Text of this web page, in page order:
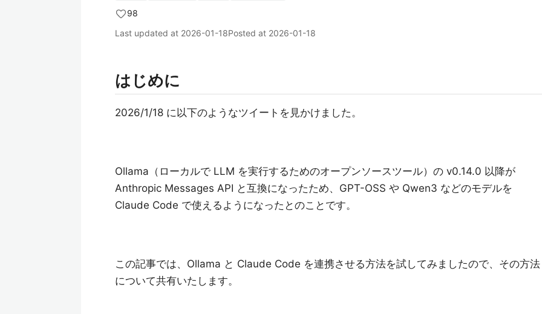
98
Last updated at 2026-01-18Posted at 2026-01-18
はじめに
2026/1/18 に以下のようなツイートを見かけました。
Ollama（ローカルで LLM を実行するためのオープンソースツール）の v0.14.0 以降が
Anthropic Messages API と互換になったため、GPT-OSS や Qwen3 などのモデルを
Claude Code で使えるようになったとのことです。
この記事では、Ollama と Claude Code を連携させる方法を試してみましたので、その方法
について共有いたします。